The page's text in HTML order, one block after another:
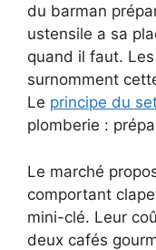
du barman
ustensile a sa
quand il faut.
surnomment
Le principe du
plomberie :
Le marché
comportant
mini-clé. Leur
deux cafés